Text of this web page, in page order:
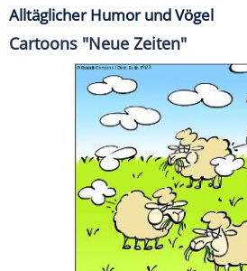
Alltäglicher Humor und Vögel
Cartoons "Neue Zeiten"